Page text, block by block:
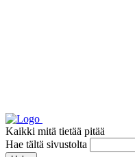
Kaikki mitä tietää pitää
Hae tältä sivustolta